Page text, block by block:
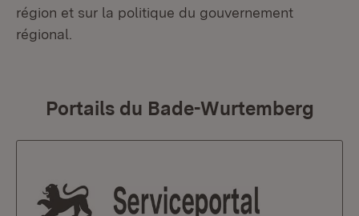
région et sur la politique du gouvernement
régional.
Portails du Bade-Wurtemberg